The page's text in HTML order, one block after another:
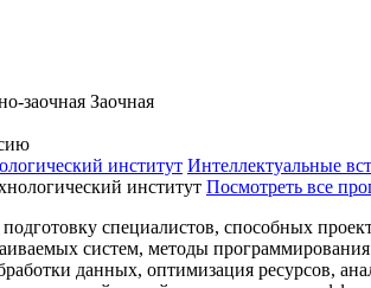
заочная Заочная
институт Интеллектуальные
Посмотреть все
специалистов, способных
систем, методы
данных, оптимизация ресурсов,